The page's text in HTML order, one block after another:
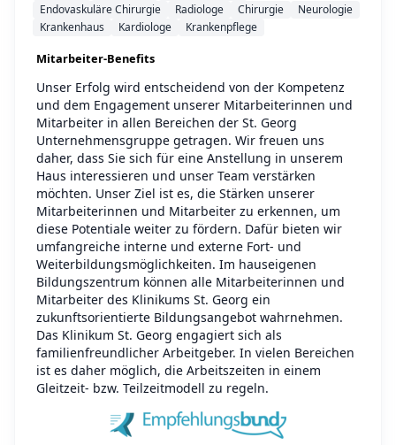
Endovaskuläre Chirurgie
Radiologe Chirurgie
Neurologie
Krankenhaus
Kardiologe Krankenpflege
Mitarbeiter-Benefits
Unser Erfolg wird entscheidend von der Kompetenz
und dem Engagement unserer Mitarbeiterinnen und
Mitarbeiter in allen Bereichen der St. Georg
Unternehmensgruppe getragen. Wir freuen uns
daher, dass Sie sich für eine Anstellung in unserem
Haus interessieren und unser Team verstärken
möchten. Unser Ziel ist es, die Stärken unserer
Mitarbeiterinnen und Mitarbeiter zu erkennen, um
diese Potentiale weiter zu fördern. Dafür bieten wir
umfangreiche interne und externe Fort- und
Weiterbildungsmöglichkeiten. Im hauseigenen
Bildungszentrum können alle Mitarbeiterinnen und
Mitarbeiter des Klinikums St. Georg ein
zukunftsorientierte Bildungsangebot wahrnehmen.
Das Klinikum St. Georg engagiert sich als
familienfreundlicher Arbeitgeber. In vielen Bereichen
ist es daher möglich, die Arbeitszeiten in einem
Gleitzeit- bzw. Teilzeitmodell zu regeln.